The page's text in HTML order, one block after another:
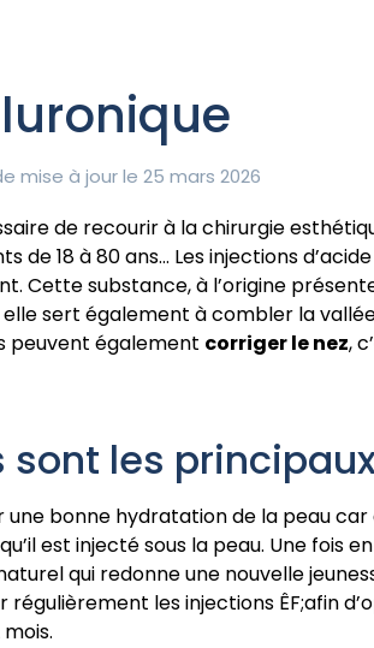
mise à jour le 25 mars 2026
de recourir à la chirurgie
18 à 80 ans… Les injections
Cette substance, à l’origine
sert également à combler la
peuvent également corriger le nez,
les
bonne hydratation de la peau car
est injecté sous la peau. Une fois
qui redonne une nouvelle
les injections ÊF;afin